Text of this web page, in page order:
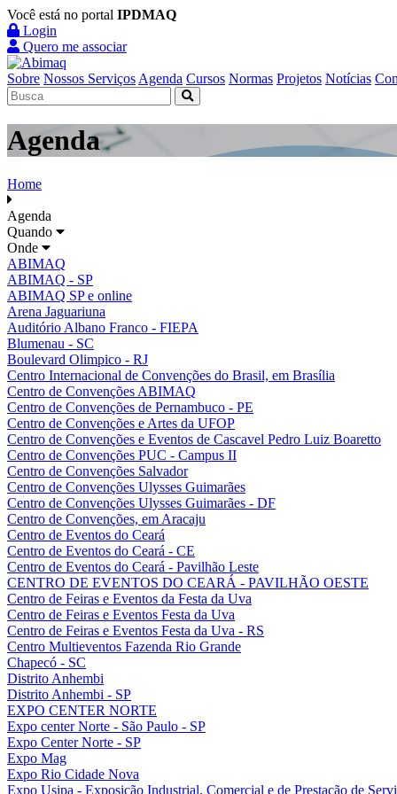
Você está no portal IPDMAQ
Login
Quero me associar
Sobre Nossos Serviços Agenda Cursos Normas Projetos Notícias
Agenda
Home
Agenda
Quando
Onde
ABIMAQ
ABIMAQ - SP
ABIMAQ SP e online
Arena Jaguariuna
Auditório Albano Franco - FIEPA
Blumenau - SC
Boulevard Olimpico - RJ
Centro Internacional de Convenções do Brasil, em Brasília
Centro de Convenções ABIMAQ
Centro de Convenções de Pernambuco - PE
Centro de Convenções e Artes da UFOP
Centro de Convenções e Eventos de Cascavel Pedro Luiz Boaretto
Centro de Convenções PUC - Campus II
Centro de Convenções Salvador
Centro de Convenções Ulysses Guimarães
Centro de Convenções Ulysses Guimarães - DF
Centro de Convenções, em Aracaju
Centro de Eventos do Ceará
Centro de Eventos do Ceará - CE
Centro de Eventos do Ceará - Pavilhão Leste
CENTRO DE EVENTOS DO CEARÁ - PAVILHÃO OESTE
Centro de Feiras e Eventos da Festa da Uva
Centro de Feiras e Eventos Festa da Uva
Centro de Feiras e Eventos Festa da Uva - RS
Centro Multieventos Fazenda Rio Grande
Chapecó - SC
Distrito Anhembi
Distrito Anhembi - SP
EXPO CENTER NORTE
Expo center Norte - São Paulo - SP
Expo Center Norte - SP
Expo Mag
Expo Rio Cidade Nova
Expo Usipa - Exposição Industrial, Comercial e de Prestação de